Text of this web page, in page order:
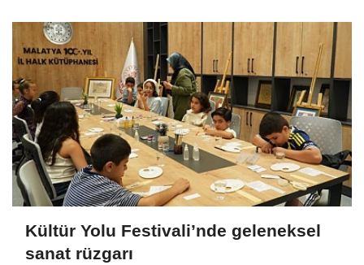
Kültür Yolu Festivali’nde geleneksel
sanat rüzgarı